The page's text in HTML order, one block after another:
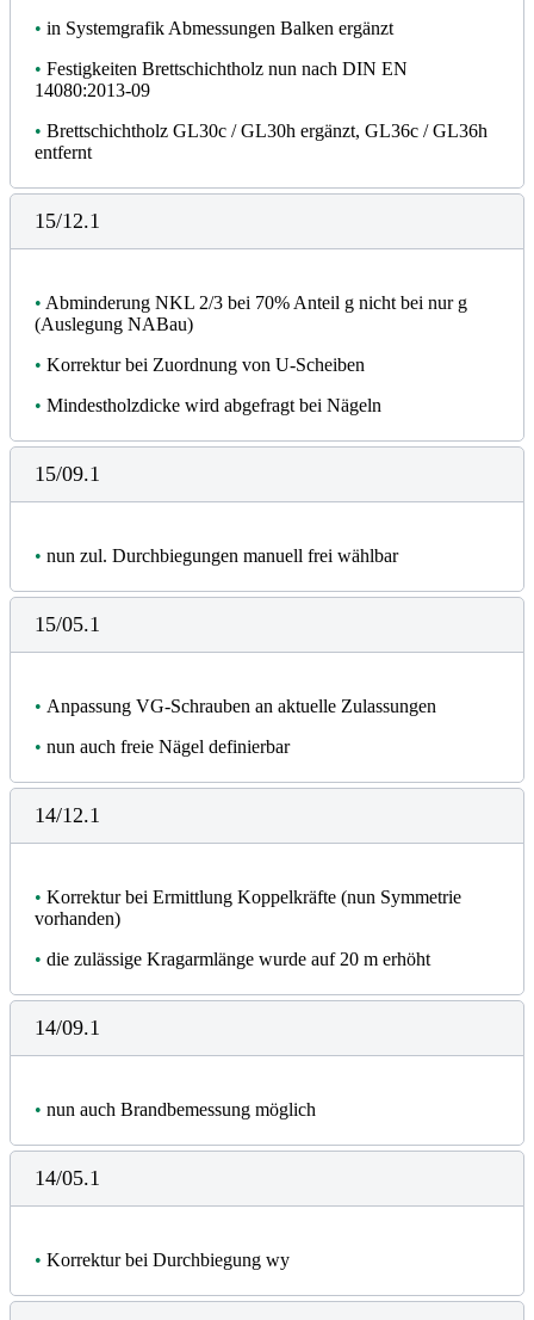
• in Systemgrafik Abmessungen Balken ergänzt
• Festigkeiten Brettschichtholz nun nach DIN EN
14080:2013-09
• Brettschichtholz GL30c / GL30h ergänzt, GL36c / GL36h
entfernt
15/12.1
• Abminderung NKL 2/3 bei 70% Anteil g nicht bei nur g
(Auslegung NABau)
• Korrektur bei Zuordnung von U-Scheiben
• Mindestholzdicke wird abgefragt bei Nägeln
15/09.1
• nun zul. Durchbiegungen manuell frei wählbar
15/05.1
• Anpassung VG-Schrauben an aktuelle Zulassungen
• nun auch freie Nägel definierbar
14/12.1
• Korrektur bei Ermittlung Koppelkräfte (nun Symmetrie
vorhanden)
• die zulässige Kragarmlänge wurde auf 20 m erhöht
14/09.1
• nun auch Brandbemessung möglich
14/05.1
• Korrektur bei Durchbiegung wy